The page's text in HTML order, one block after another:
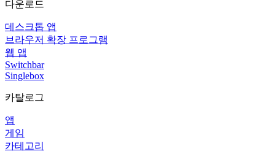
다운로드
데스크톱 앱
브라우저 확장 프로그램
웹 앱
Switchbar
Singlebox
카탈로그
앱
게임
카테고리